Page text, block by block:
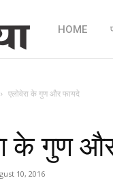
HOME
एलोवेरा के गुण और फायदे
के गुण
10, 2016